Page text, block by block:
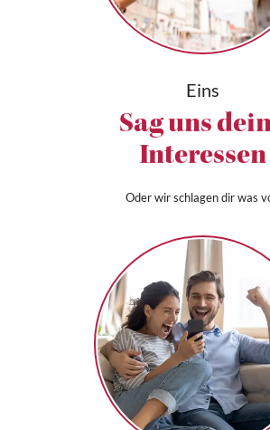
Eins
Sag uns
Interessen
Oder wir schlagen dir was